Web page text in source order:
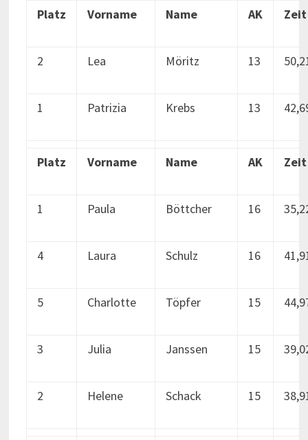
Platz Vorname Name AK Zeit
2 Lea Möritz 13
1 Patrizia Krebs 13
Platz Vorname Name AK Zeit
1 Paula Böttcher 16
4 Laura Schulz 16
5 Charlotte Töpfer 15
3 Julia Janssen 15
2 Helene Schack 15